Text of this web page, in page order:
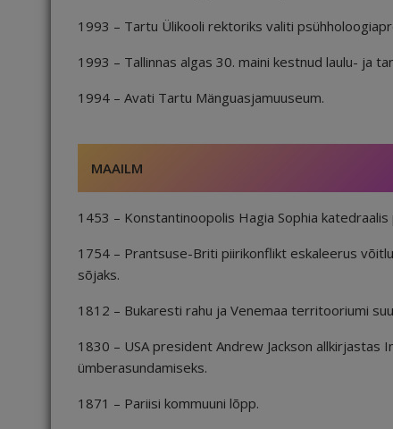
1993 – Tartu Ülikooli rektoriks valiti
1993 – Tallinnas algas 30. maini kestnud laulu- ja
1994 – Avati Tartu Mänguasjamuuseum.
MAAILM
1453 – Konstantinoopolis Hagia Sophia
1754 – Prantsuse-Briti piirikonflikt eskaleerus
sõjaks.
1812 – Bukaresti rahu ja Venemaa territooriumi
1830 – USA president Andrew Jackson allkirjastas
ümberasundamiseks.
1871 – Pariisi kommuuni lõpp.